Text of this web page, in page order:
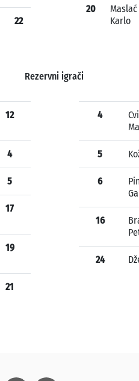
22
20
Maslać
Karlo
Rezervni igrači
12
4
5
17
19
21
4
5
6
16
24